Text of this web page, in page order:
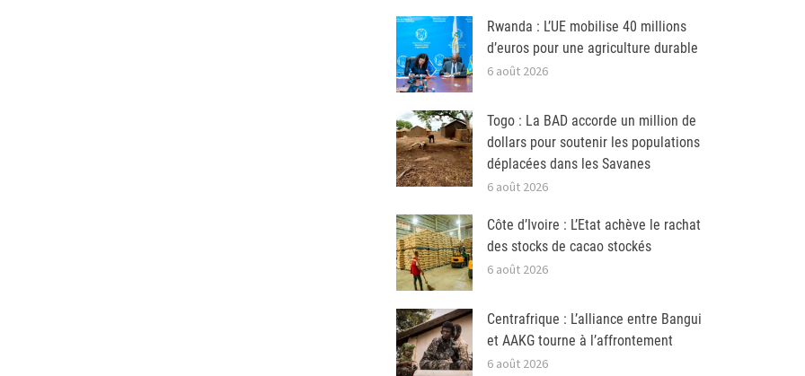
Rwanda : L’UE mobilise 40 millions
d’euros pour une agriculture durable
6 août 2026
Togo : La BAD accorde un million de
dollars pour soutenir les populations
déplacées dans les Savanes
6 août 2026
Côte d’Ivoire : L’Etat achève le rachat
des stocks de cacao stockés
6 août 2026
Centrafrique : L’alliance entre Bangui
et AAKG tourne à l’affrontement
6 août 2026